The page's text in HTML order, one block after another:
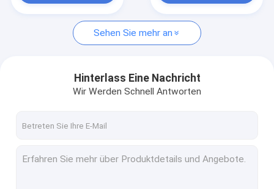
Hartmetall-Werkzeug
Karbid, das Einsätze fugt
Karbid-Prägeeinsätze
Sehen Sie mehr an
Hinterlass Eine Nachricht
Wir Werden Schnell Antworten